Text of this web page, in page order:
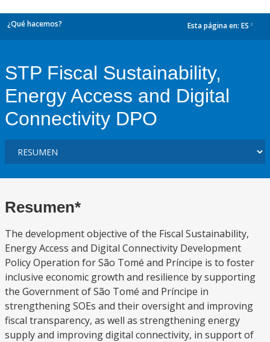
¿Qué hacemos? Esta página en: ES
STP Fiscal Sustainability,
Energy Access and Digital
Connectivity DPO
Resumen*
The development objective of the Fiscal Sustainability,
Energy Access and Digital Connectivity Development
Policy Operation for São Tomé and Príncipe is to foster
inclusive economic growth and resilience by supporting
the Government of São Tomé and Príncipe in
strengthening SOEs and their oversight and improving
fiscal transparency, as well as strengthening energy
supply and improving digital connectivity, in support of